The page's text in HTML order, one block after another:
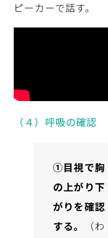
ピーカーで話す。
（４）呼吸の確認
➀目視で胸
の上がり下
がりを確認
する。
（わ